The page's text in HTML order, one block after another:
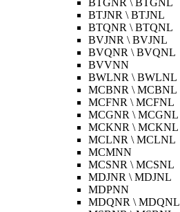
BTGNR \ BTGNL
BTJNR \ BTJNL
BTQNR \ BTQNL
BVJNR \ BVJNL
BVQNR \ BVQNL
BVVNN
BWLNR \ BWLNL
MCBNR \ MCBNL
MCFNR \ MCFNL
MCGNR \ MCGNL
MCKNR \ MCKNL
MCLNR \ MCLNL
MCMNN
MCSNR \ MCSNL
MDJNR \ MDJNL
MDPNN
MDQNR \ MDQNL